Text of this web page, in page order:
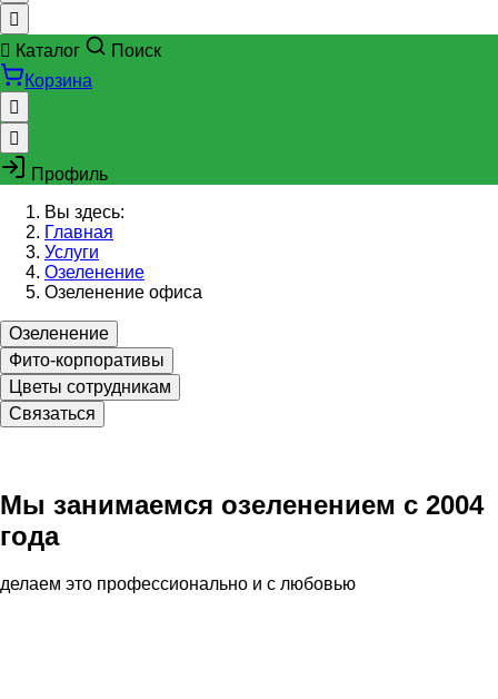
Каталог
Поиск
Корзина
Профиль
Вы здесь:
Главная
Услуги
Озеленение
Озеленение офиса
Озеленение
Фито-корпоративы
Цветы сотрудникам
Связаться
Мы занимаемся озеленением с 2004
года
делаем это профессионально и с любовью